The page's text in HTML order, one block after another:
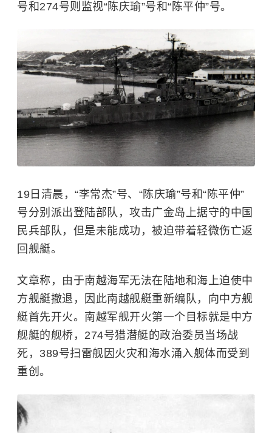
号和274号则监视“陈庆瑜”号和“陈平仲”号。
19日清晨，“李常杰”号、“陈庆瑜”号和“陈平仲”
号分别派出登陆部队，攻击广金岛上据守的中国
民兵部队，但是未能成功，被迫带着轻微伤亡返
回舰艇。
文章称，由于南越海军无法在陆地和海上迫使中
方舰艇撤退，因此南越舰艇重新编队，向中方舰
艇首先开火。南越军舰开火第一个目标就是中方
舰艇的舰桥，274号猎潜艇的政治委员当场战
死，389号扫雷舰因火灾和海水涌入舰体而受到
重创。